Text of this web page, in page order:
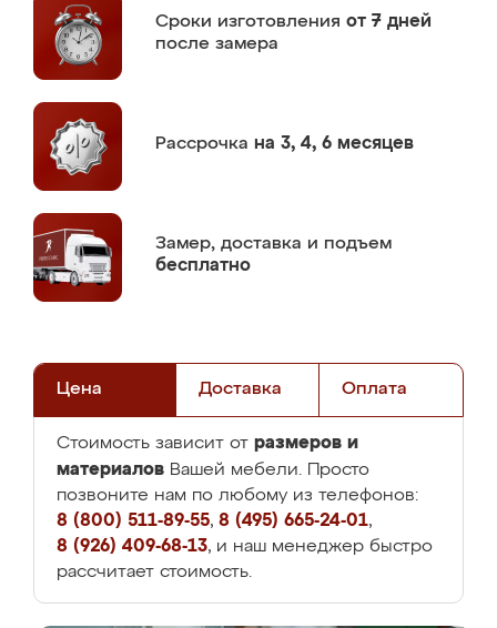
Сроки изготовления от 7 дней
после замера
Рассрочка на 3, 4, 6 месяцев
Замер, доставка и подъем
бесплатно
Цена Доставка Оплата
Стоимость зависит от размеров и
материалов Вашей мебели. Просто
позвоните нам по любому из телефонов:
8 (800) 511-89-55, 8 (495) 665-24-01,
8 (926) 409-68-13, и наш менеджер быстро
рассчитает стоимость.